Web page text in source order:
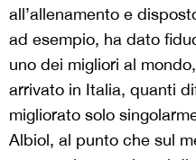
all’allenamento e
ad esempio, ha dato
uno dei migliori al
arrivato in Italia, quanti
migliorato solo
Albiol, al punto che sul